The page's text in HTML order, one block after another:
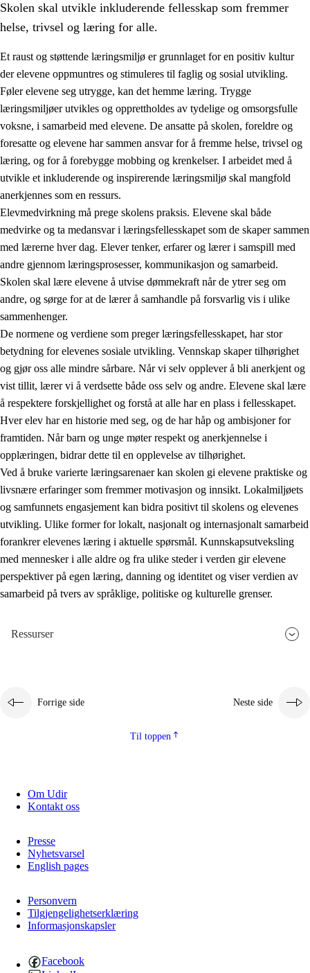
3. Prinsipper for skolens praksis
3.1 Et inkluderende læringsmiljø
3.2 Undervisning og tilpasset opplæring
3.3 Samarbeid mellom hjem og skole
3.4 Opplæring i lærebedrift og arbeidsliv
3.5 Profesjonsfellesskap og skoleutvikling
Skolen skal utvikle inkluderende fellesskap som fremmer
helse, trivsel og læring for alle.
Et raust og støttende læringsmiljø er grunnlaget for en positiv kultur
der elevene oppmuntres og stimuleres til faglig og sosial utvikling.
Føler elevene seg utrygge, kan det hemme læring. Trygge
læringsmiljøer utvikles og opprettholdes av tydelige og omsorgsfulle
voksne, i samarbeid med elevene. De ansatte på skolen, foreldre og
foresatte og elevene har sammen ansvar for å fremme helse, trivsel og
læring, og for å forebygge mobbing og krenkelser. I arbeidet med å
utvikle et inkluderende og inspirerende læringsmiljø skal mangfold
anerkjennes som en ressurs.
Elevmedvirkning må prege skolens praksis. Elevene skal både
medvirke og ta medansvar i læringsfellesskapet som de skaper sammen
med lærerne hver dag. Elever tenker, erfarer og lærer i samspill med
andre gjennom læringsprosesser, kommunikasjon og samarbeid.
Skolen skal lære elevene å utvise dømmekraft når de ytrer seg om
andre, og sørge for at de lærer å samhandle på forsvarlig vis i ulike
sammenhenger.
De normene og verdiene som preger læringsfellesskapet, har stor
betydning for elevenes sosiale utvikling. Vennskap skaper tilhørighet
og gjør oss alle mindre sårbare. Når vi selv opplever å bli anerkjent og
vist tillit, lærer vi å verdsette både oss selv og andre. Elevene skal lære
å respektere forskjellighet og forstå at alle har en plass i fellesskapet.
Hver elev har en historie med seg, og de har håp og ambisjoner for
framtiden. Når barn og unge møter respekt og anerkjennelse i
opplæringen, bidrar dette til en opplevelse av tilhørighet.
Ved å bruke varierte læringsarenaer kan skolen gi elevene praktiske og
livsnære erfaringer som fremmer motivasjon og innsikt. Lokalmiljøets
og samfunnets engasjement kan bidra positivt til skolens og elevenes
utvikling. Ulike former for lokalt, nasjonalt og internasjonalt samarbeid
forankrer elevenes læring i aktuelle spørsmål. Kunnskapsutveksling
med mennesker i alle aldre og fra ulike steder i verden gir elevene
perspektiver på egen læring, danning og identitet og viser verdien av
samarbeid på tvers av språklige, politiske og kulturelle grenser.
Ressurser
Forrige side Neste side
Til toppen
Om Udir
Kontakt oss
Presse
Nyhetsvarsel
English pages
Personvern
Tilgjengelighetserklæring
Informasjonskapsler
Facebook